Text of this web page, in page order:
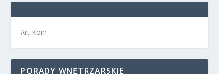
Art Kom
PORADY WNĘTRZARSKIE